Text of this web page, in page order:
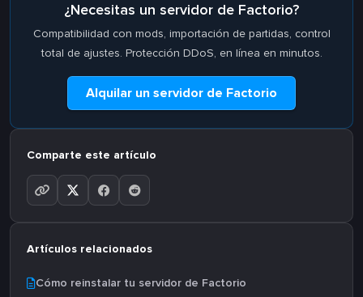
¿Necesitas un servidor de Factorio?
Compatibilidad con mods, importación de partidas, control
total de ajustes. Protección DDoS, en línea en minutos.
Alquilar un servidor de Factorio
Comparte este artículo
Artículos relacionados
Cómo reinstalar tu servidor de Factorio